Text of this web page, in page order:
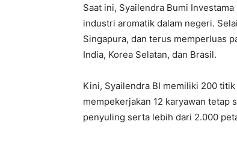
Saat ini, Syailendra Bumi
industri aromatik dalam negeri.
Singapura, dan terus memperluas
India, Korea Selatan, dan Brasil.
Kini, Syailendra BI memiliki 200
mempekerjakan 12 karyawan tetap
penyuling serta lebih dari 2.000